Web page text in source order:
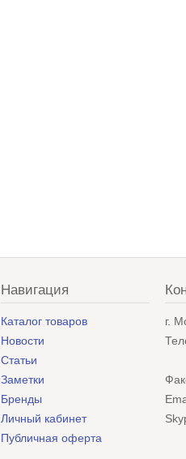
Навигация
Каталог товаров
Новости
Статьи
Заметки
Бренды
Личный кабинет
Публичная оферта
г.